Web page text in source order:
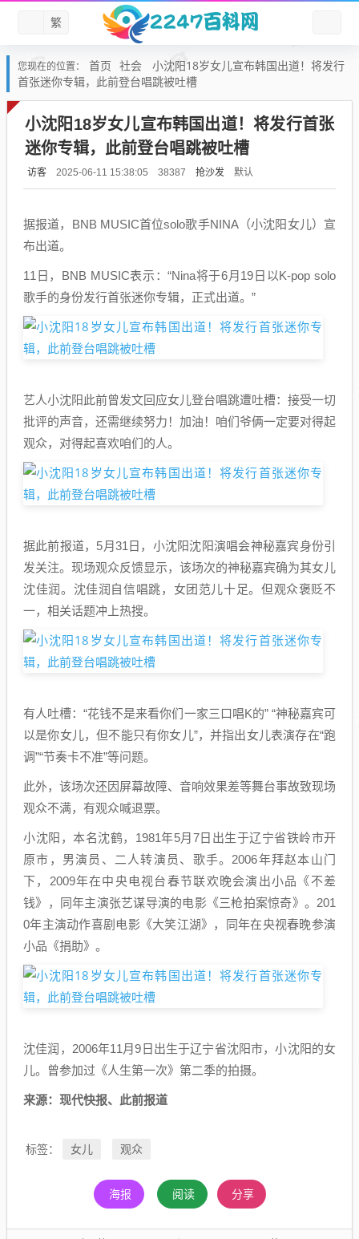
繁
您现在的位置： 首页 社会
小沈阳18岁女儿宣布韩国出道！将发行
首张迷你专辑，此前登台唱跳被吐槽
小沈阳18岁女儿宣布韩国出道！将发行首张
迷你专辑，此前登台唱跳被吐槽
访客 2025-06-11 15:38:05 38387 抢沙发 默认
据报道，BNB MUSIC首位solo歌手NINA（小沈阳女儿）宣
布出道。
11日，BNB MUSIC表示：“Nina将于6月19日以K-pop solo
歌手的身份发行首张迷你专辑，正式出道。”
艺人小沈阳此前曾发文回应女儿登台唱跳遭吐槽：接受一切
批评的声音，还需继续努力！加油！咱们爷俩一定要对得起
观众，对得起喜欢咱们的人。
据此前报道，5月31日，小沈阳沈阳演唱会神秘嘉宾身份引
发关注。现场观众反馈显示，该场次的神秘嘉宾确为其女儿
沈佳润。沈佳润自信唱跳，女团范儿十足。但观众褒贬不
一，相关话题冲上热搜。
有人吐槽：“花钱不是来看你们一家三口唱K的” “神秘嘉宾可
以是你女儿，但不能只有你女儿”，并指出女儿表演存在“跑
调”“节奏卡不准”等问题。
此外，该场次还因屏幕故障、音响效果差等舞台事故致现场
观众不满，有观众喊退票。
小沈阳，本名沈鹤，1981年5月7日出生于辽宁省铁岭市开
原市，男演员、二人转演员、歌手。2006年拜赵本山门
下，2009年在中央电视台春节联欢晚会演出小品《不差
钱》，同年主演张艺谋导演的电影《三枪拍案惊奇》。201
0年主演动作喜剧电影《大笑江湖》，同年在央视春晚参演
小品《捐助》。
沈佳润，2006年11月9日出生于辽宁省沈阳市，小沈阳的女
儿。曾参加过《人生第一次》第二季的拍摄。
来源：现代快报、此前报道
标签： 女儿 观众
海报 阅读 分享